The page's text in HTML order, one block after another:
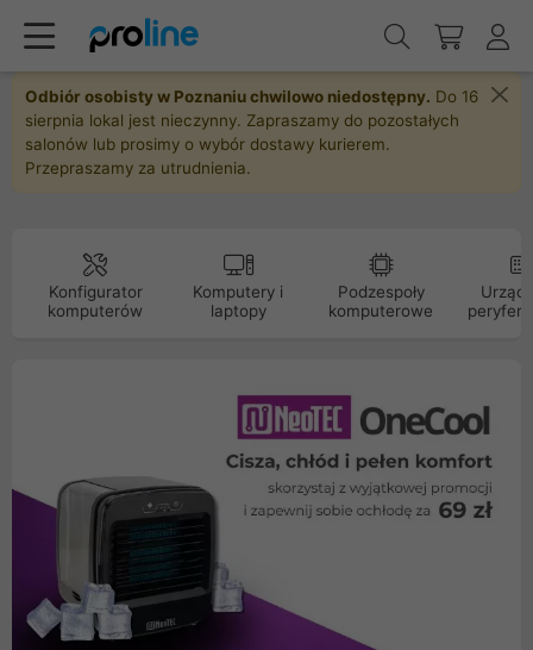
Odbiór osobisty w Poznaniu chwilowo niedostępny. Do 16
sierpnia lokal jest nieczynny. Zapraszamy do pozostałych
salonów lub prosimy o wybór dostawy kurierem.
Przepraszamy za utrudnienia.
Konfigurator
komputerów
Komputery i
laptopy
Podzespoły
komputerowe